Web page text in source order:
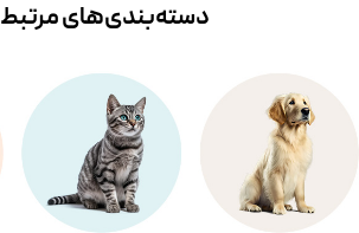
دسته‌بندی‌‌های مرتبط